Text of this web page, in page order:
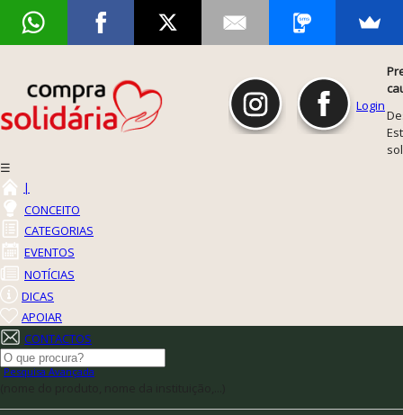
Login
☰
|
CONCEITO
CATEGORIAS
EVENTOS
NOTÍCIAS
DICAS
APOIAR
CONTACTOS
Pesquisa Avançada